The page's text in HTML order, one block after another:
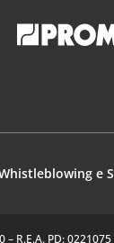
e
R.E.A. PD: